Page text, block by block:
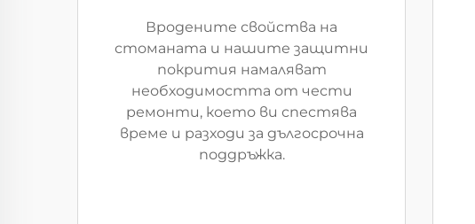
Вродените свойства на
стоманата и нашите защитни
покрития намаляват
необходимостта от чести
ремонти, което ви спестява
време и разходи за дългосрочна
поддръжка.